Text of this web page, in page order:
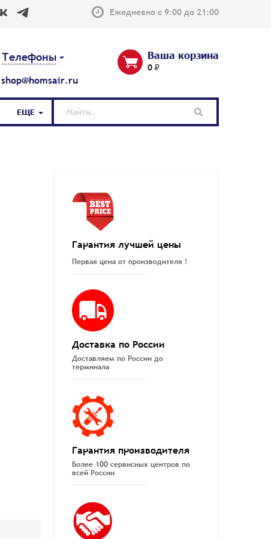
Ежедневно с 9:00 до 21:00
Телефоны
shop@homsair.ru
Ваша корзина
0 ₽
Гарантия лучшей цены
Первая цена от производителя !
Доставка по России
Доставляем по России до
терминала
Гарантия производителя
Более 100 сервисных центров по
всей России
ЕЩЕ